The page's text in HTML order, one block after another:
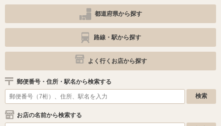
都道府県から探す
路線・駅から探す
よく行くお店から探す
郵便番号・住所・駅名から検索する
お店の名前から検索する